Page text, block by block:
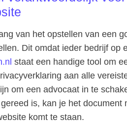
van het opstellen van een
Dit omdat ieder bedrijf op
staat een handige tool om
aan alle
om een advocaat in te
is, kan je het document
komt te staan.